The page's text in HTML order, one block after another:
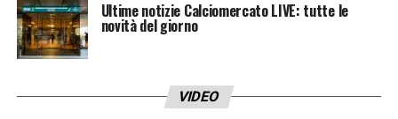
Ultime notizie Calciomercato LIVE: tutte le
novità del giorno
VIDEO